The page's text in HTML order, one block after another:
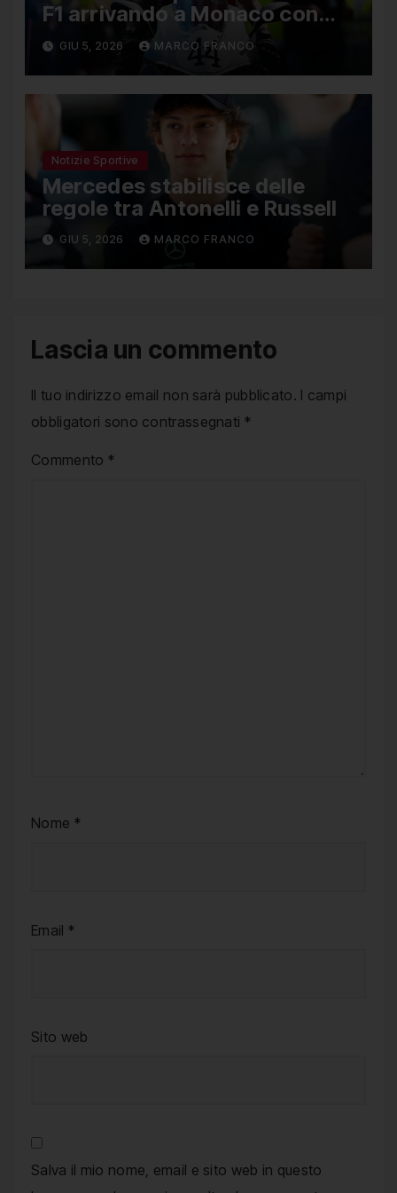
F1 arrivando a Monaco con
una Ducati in edizione limitata
GIU 5, 2026 MARCO FRANCO
Notizie Sportive
Mercedes stabilisce delle
regole tra Antonelli e Russell
GIU 5, 2026 MARCO FRANCO
Lascia un commento
Il tuo indirizzo email non sarà pubblicato. I campi
obbligatori sono contrassegnati *
Commento *
Nome *
Email *
Sito web
Salva il mio nome, email e sito web in questo